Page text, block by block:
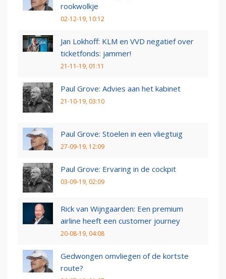
rookwolkje
02-12-19, 10:12
Jan Lokhoff: KLM en VVD negatief over
ticketfonds: jammer!
21-11-19, 01:11
Paul Grove: Advies aan het kabinet
21-10-19, 03:10
Paul Grove: Stoelen in een vliegtuig
27-09-19, 12:09
Paul Grove: Ervaring in de cockpit
03-09-19, 02:09
Rick van Wijngaarden: Een premium
airline heeft een customer journey
20-08-19, 04:08
Gedwongen omvliegen of de kortste
route?